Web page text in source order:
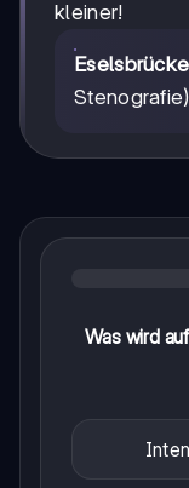
kleiner!
Was wird